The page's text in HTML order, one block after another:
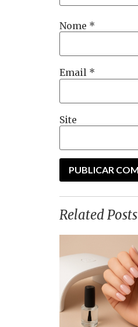
Nome *
Email *
Site
Related Posts